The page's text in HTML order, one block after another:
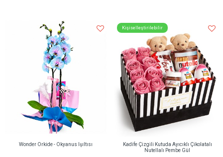
Wonder Orkide - Okyanus Işıltısı
Kişiselleştirilebilir
Kadife Çizgili Kutuda Ayıcıklı Çikolatalı
Nutellalı Pembe Gül